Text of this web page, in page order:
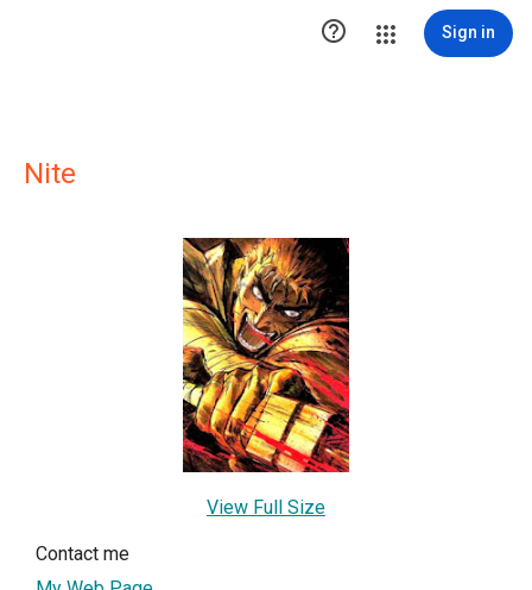
 Sign in
Nite
View Full Size
Contact me